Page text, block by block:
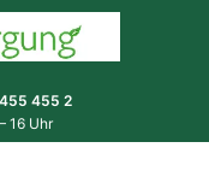
455 2
16 Uhr